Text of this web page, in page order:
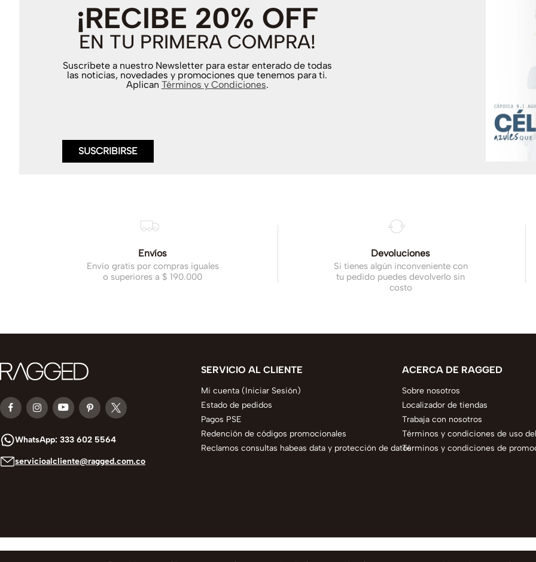
¡RECIBE 20% OFF
EN TU PRIMERA COMPRA!
Suscríbete a nuestro Newsletter para estar enterado de todas
las noticias, novedades y promociones que tenemos para ti.
Aplican Términos y Condiciones.
SUSCRIBIRSE
Envíos
Envío gratis por compras iguales
o superiores a $ 190.000
Devoluciones
Si tienes algún inconveniente con
tu pedido puedes devolverlo sin
costo
WhatsApp: 333 602 5564
servicioalcliente@ragged.com.co
SERVICIO AL CLIENTE
Mi cuenta (Iniciar Sesión)
Estado de pedidos
Pagos PSE
Redención de códigos promocionales
Reclamos consultas habeas data y protección de datos
ACERCA DE RAGGED
Sobre nosotros
Localizador de tiendas
Trabaja con nosotros
Términos y condiciones de uso
Términos y condiciones de